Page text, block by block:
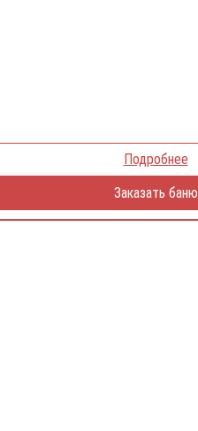
Подробнее
Заказать баню